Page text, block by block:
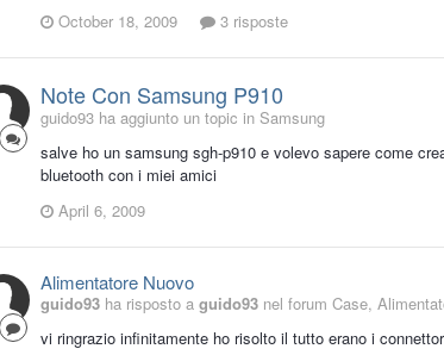
October 18, 2009
3 risposte
Note Con Samsung P910
guido93 ha aggiunto un topic in Samsung
salve ho un samsung sgh-p910 e volevo sapere come
bluetooth con i miei amici
April 6, 2009
Alimentatore Nuovo
guido93 ha risposto a guido93 nel forum Case,
vi ringrazio infinitamente ho risolto il tutto erano i